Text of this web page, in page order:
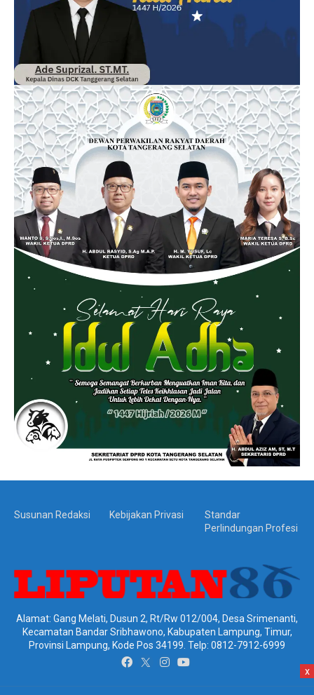
Susunan Redaksi Kebijakan Privasi
Standar
Perlindungan Profesi
Alamat: Gang Melati, Dusun 2, Rt/Rw 012/004, Desa Srimenanti,
Kecamatan Bandar Sribhawono, Kabupaten Lampung, Timur,
Provinsi Lampung, Kode Pos 34199. Telp: 0812-7912-6999
x